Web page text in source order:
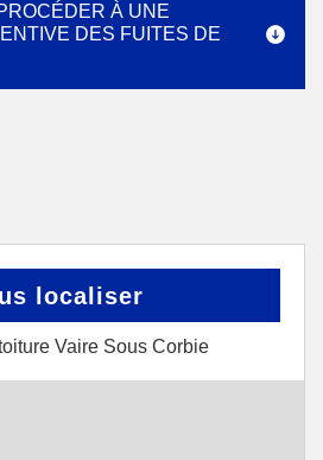
À UNE
DES FUITES DE
localiser
Vaire Sous Corbie